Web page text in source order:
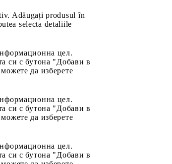
Adăugați produsul în
selecta detaliile
цел.
си с бутона "Добави в
да изберете
цел.
си с бутона "Добави в
да изберете
цел.
си с бутона "Добави в